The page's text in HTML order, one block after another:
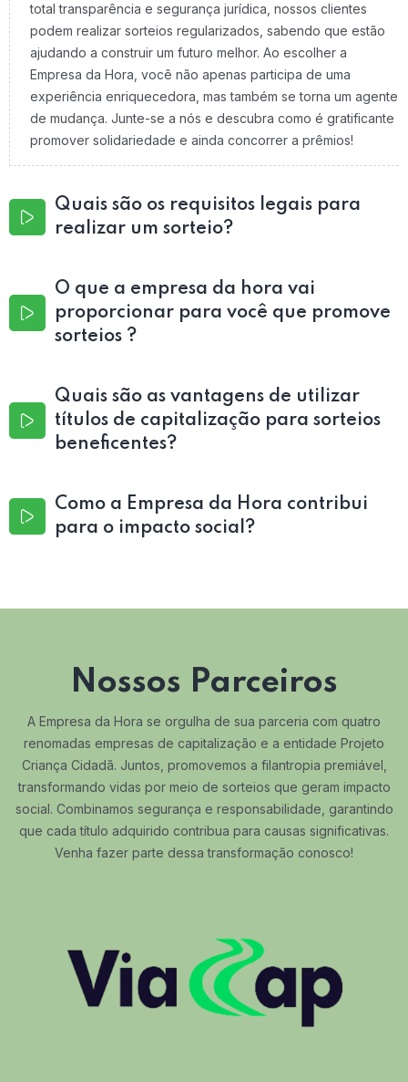
total transparência e segurança jurídica, nossos clientes
podem realizar sorteios regularizados, sabendo que estão
ajudando a construir um futuro melhor. Ao escolher a
Empresa da Hora, você não apenas participa de uma
experiência enriquecedora, mas também se torna um agente
de mudança. Junte-se a nós e descubra como é gratificante
promover solidariedade e ainda concorrer a prêmios!
Quais são os requisitos legais para
realizar um sorteio?
O que a empresa da hora vai
proporcionar para você que promove
sorteios ?
Quais são as vantagens de utilizar
títulos de capitalização para sorteios
beneficentes?
Como a Empresa da Hora contribui
para o impacto social?
Nossos Parceiros
A Empresa da Hora se orgulha de sua parceria com quatro
renomadas empresas de capitalização e a entidade Projeto
Criança Cidadã. Juntos, promovemos a filantropia premiável,
transformando vidas por meio de sorteios que geram impacto
social. Combinamos segurança e responsabilidade, garantindo
que cada título adquirido contribua para causas significativas.
Venha fazer parte dessa transformação conosco!